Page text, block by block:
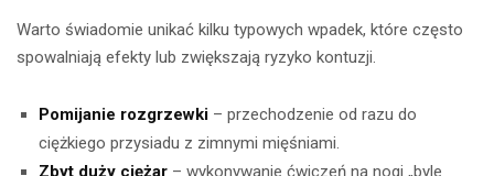
Warto świadomie unikać kilku typowych wpadek, które często
spowalniają efekty lub zwiększają ryzyko kontuzji.
Pomijanie rozgrzewki – przechodzenie od razu do
ciężkiego przysiadu z zimnymi mięśniami.
Zbyt duży ciężar – wykonywanie ćwiczeń na nogi „byle